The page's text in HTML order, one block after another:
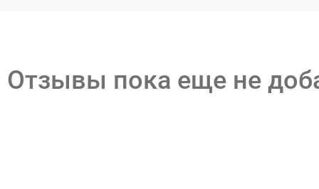
Отзывы пока еще не